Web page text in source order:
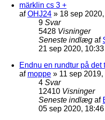
märklin cs 3 +
afOHJ24 » 18 sep
9 Svar
5428 Visninger
Seneste indlæg af
21 sep 2020, 10:33
Endnu en rundtur på
af moppe » 11 sep 2019,
4 Svar
12410 Visninger
Seneste indlæg af
05 sep 2020, 18:46